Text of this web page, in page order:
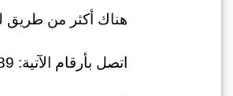
هناك أكثر من
اتصل بأرقام الآتية: 01287223589 – 01022722283